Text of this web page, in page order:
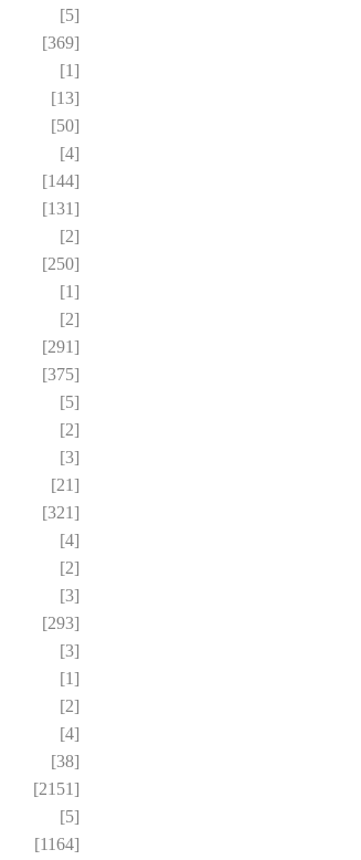
[5]
[369]
[1]
[13]
[50]
[4]
[144]
[131]
[2]
[250]
[1]
[2]
[291]
[375]
[5]
[2]
[3]
[21]
[321]
[4]
[2]
[3]
[293]
[3]
[1]
[2]
[4]
[38]
[2151]
[5]
[1164]